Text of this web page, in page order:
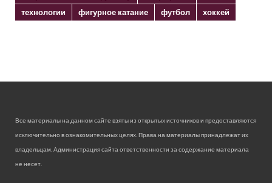
технологии
фигурное катание футбол хоккей
Все материалы на данном сайте взяты из открытых источников и предоставляются
исключительно в ознакомительных целях. Права на материалы принадлежат их
владельцам. Администрация сайта ответственности за содержание материала
не несет.